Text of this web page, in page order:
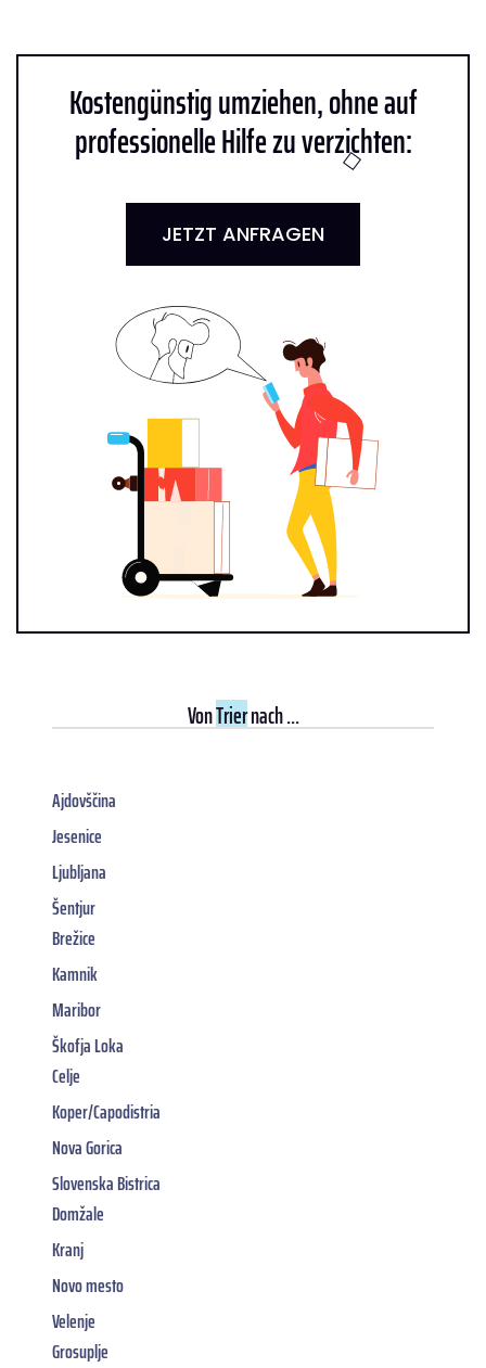
Kostengünstig umziehen, ohne auf
professionelle Hilfe zu verzichten:
JETZT ANFRAGEN
VonTriernach ...
Ajdovščina
Jesenice
Ljubljana
Šentjur
Brežice
Kamnik
Maribor
Škofja Loka
Celje
Koper/Capodistria
Nova Gorica
Slovenska Bistrica
Domžale
Kranj
Novo mesto
Velenje
Grosuplje